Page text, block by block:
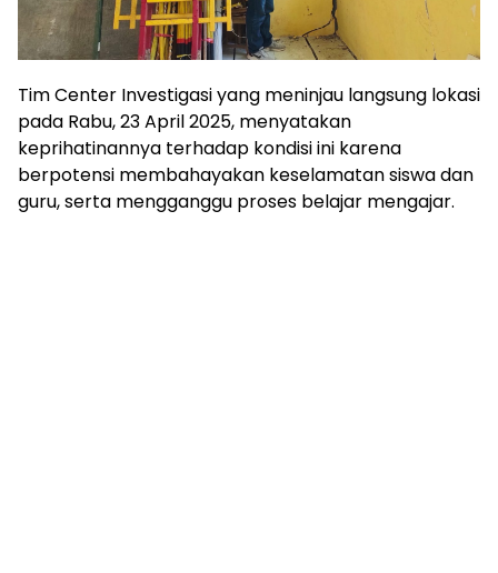
Tim Center Investigasi yang meninjau langsung lokasi
pada Rabu, 23 April 2025, menyatakan
keprihatinannya terhadap kondisi ini karena
berpotensi membahayakan keselamatan siswa dan
guru, serta mengganggu proses belajar mengajar.